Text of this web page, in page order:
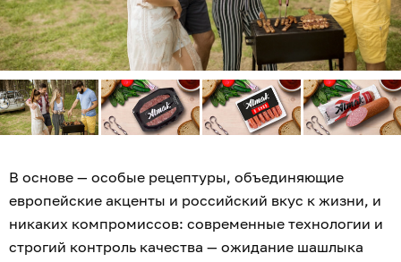
В основе — особые рецептуры, объединяющие
европейские акценты и российский вкус к жизни, и
никаких компромиссов: современные технологии и
строгий контроль качества — ожидание шашлыка